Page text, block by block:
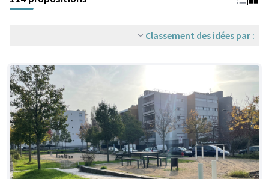
Classement des idées par :